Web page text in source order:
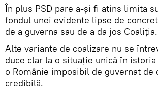
În plus PSD pare a-și fi atins limita
fondul unei evidente lipse de
de a guverna sau de a da jos Coaliția.
Alte variante de coalizare nu se
duce clar la o situație unică în istoria
o Românie imposibil de guvernat de
credibilă.